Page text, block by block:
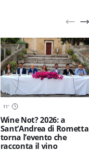
11'
Wine Not? 2026: a
Sant’Andrea di Rometta
torna l’evento che
racconta il vino